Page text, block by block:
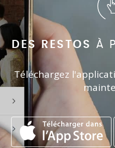
DES RESTOS À
Téléchargez